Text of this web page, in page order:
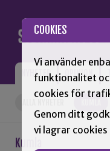
COOKIES
Vi använder
funktionalitet
cookies för
Genom ditt
vi lagrar cookies
NYHETER OPINION
Kumla